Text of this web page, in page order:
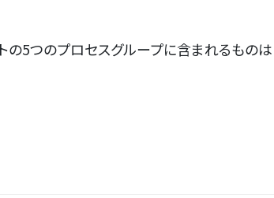
の5つのプロセスグループに含まれるもの